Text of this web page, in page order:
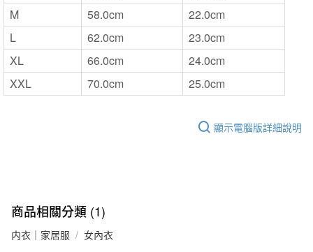
M
58.0cm
22.0cm
L
62.0cm
23.0cm
XL
66.0cm
24.0cm
XXL
70.0cm 25.0cm
顯示電腦版詳細說明
商品相關分類 (1)
内衣｜家居服 女內衣